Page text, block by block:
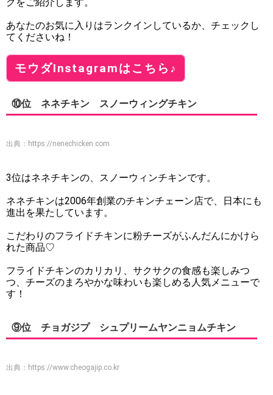
あなたのお気に入りはランクインしているか、チェックし
てくださいね！
モウダInstagramはこちら♪
⑩位 ネネチキン スノーウィングチキン
出典： https://nenechicken.com
3位はネネチキンの、スノーウィンチキンです。
ネネチキンは2006年創業のチキンチェーン店で、日本にも
進出を果たしています。
こだわりのフライドチキンに粉チーズがふんだんにかけら
れた商品♡
フライドチキンのカリカリ、サクサクの食感も楽しみつ
つ、チーズのまろやかな味わいも楽しめる人気メニューで
す！
⑨位 チョガジプ シュプリームヤンニョムチキン
出典： https://www.cheogajip.co.kr